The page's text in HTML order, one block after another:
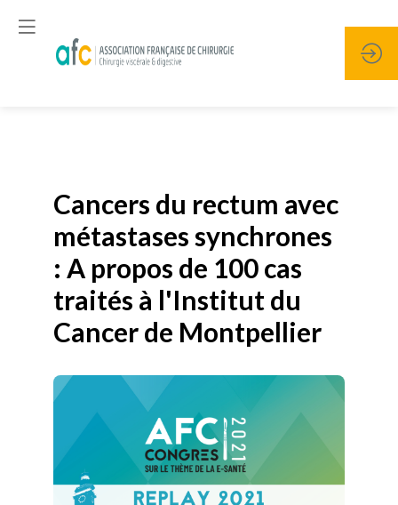
Cancers du rectum avec
métastases synchrones
: A propos de 100 cas
traités à l'Institut du
Cancer de Montpellier